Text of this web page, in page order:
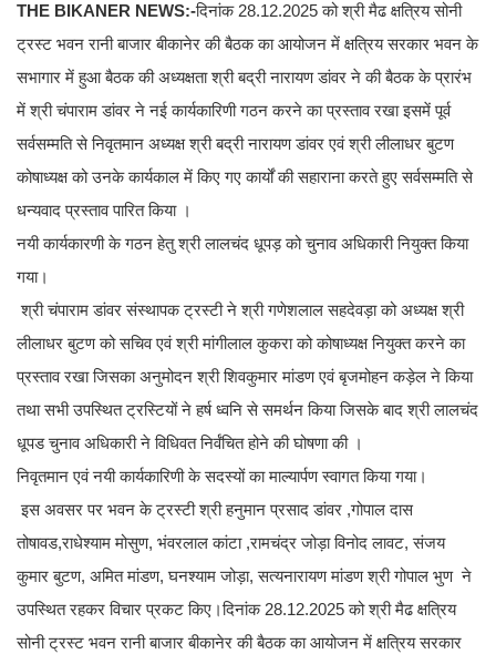
THE BIKANER NEWS:-दिनांक 28.12.2025 को श्री मैढ क्षत्रिय सोनी
ट्रस्ट भवन रानी बाजार बीकानेर की बैठक का आयोजन में क्षत्रिय सरकार भवन के
सभागार में हुआ बैठक की अध्यक्षता श्री बद्री नारायण डांवर ने की बैठक के प्रारंभ
में श्री चंपाराम डांवर ने नई कार्यकारिणी गठन करने का प्रस्ताव रखा इसमें पूर्व
सर्वसम्मति से निवृतमान अध्यक्ष श्री बद्री नारायण डांवर एवं श्री लीलाधर बुटण
कोषाध्यक्ष को उनके कार्यकाल में किए गए कार्यों की सहाराना करते हुए सर्वसम्मति से
धन्यवाद प्रस्ताव पारित किया ।
नयी कार्यकारणी के गठन हेतु श्री लालचंद धूपड़ को चुनाव अधिकारी नियुक्त किया
गया।
श्री चंपाराम डांवर संस्थापक ट्रस्टी ने श्री गणेशलाल सहदेवड़ा को अध्यक्ष श्री
लीलाधर बुटण को सचिव एवं श्री मांगीलाल कुकरा को कोषाध्यक्ष नियुक्त करने का
प्रस्ताव रखा जिसका अनुमोदन श्री शिवकुमार मांडण एवं बृजमोहन कड़ेल ने किया
तथा सभी उपस्थित ट्रस्टियों ने हर्ष ध्वनि से समर्थन किया जिसके बाद श्री लालचंद
धूपड चुनाव अधिकारी ने विधिवत निर्वंचित होने की घोषणा की ।
निवृतमान एवं नयी कार्यकारिणी के सदस्यों का माल्यार्पण स्वागत किया गया।
इस अवसर पर भवन के ट्रस्टी श्री हनुमान प्रसाद डांवर ,गोपाल दास
तोषावड,राधेश्याम मोसुण, भंवरलाल कांटा ,रामचंद्र जोड़ा विनोद लावट, संजय
कुमार बुटण, अमित मांडण, घनश्याम जोड़ा, सत्यनारायण मांडण श्री गोपाल भुण ने
उपस्थित रहकर विचार प्रकट किए।दिनांक 28.12.2025 को श्री मैढ क्षत्रिय
सोनी ट्रस्ट भवन रानी बाजार बीकानेर की बैठक का आयोजन में क्षत्रिय सरकार